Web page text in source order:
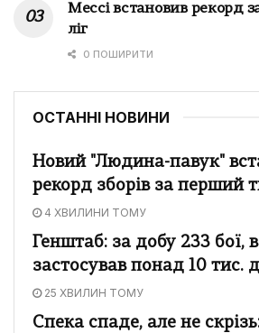
Мессі встановив рекорд
ліг
0 ПОШИРИТИ
ОСТАННІ НОВИНИ
Новий "Людина-павук"
рекорд зборів за перший
4 ХВИЛИНИ ТОМУ
Генштаб: за добу 233 бої,
застосував понад 10 тис.
25 ХВИЛИН ТОМУ
Спека спаде, але не